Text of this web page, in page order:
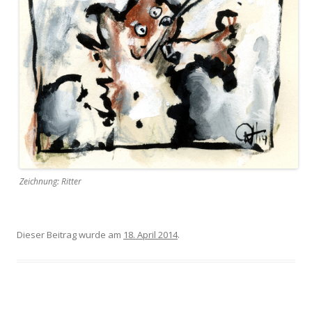
Zeichnung: Ritter
Dieser Beitrag wurde am 18. April 2014.